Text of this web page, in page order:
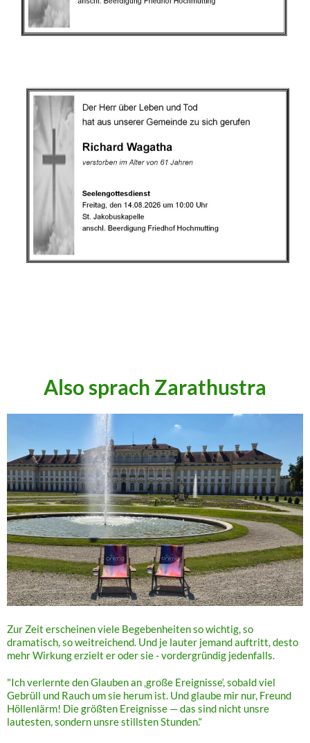
Also sprach Zarathustra
Zur Zeit erscheinen viele Begebenheiten so wichtig, so
dramatisch, so weitreichend. Und je lauter jemand auftritt, desto
mehr Wirkung erzielt er oder sie - vordergründig jedenfalls.
"Ich verlernte den Glauben an ‚große Ereignisse‘, sobald viel
Gebrüll und Rauch um sie herum ist. Und glaube mir nur, Freund
Höllenlärm! Die größten Ereignisse — das sind nicht unsre
lautesten, sondern unsre stillsten Stunden.“